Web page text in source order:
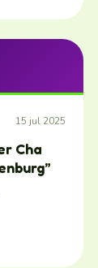
15 jul 2025
Cha